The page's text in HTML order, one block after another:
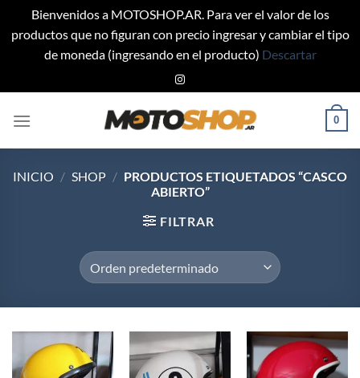
Bienvenidos a MOTOSHOP.AR. Para ver el valor de los
productos que no figuran con precio ingresar y cambiar el tipo
de moneda (ingresando en el producto) Descartar
al
contenido
0
INICIO / SHOP / PRODUCTOS ETIQUETADOS “CASCO
ABIERTO”
FILTRAR